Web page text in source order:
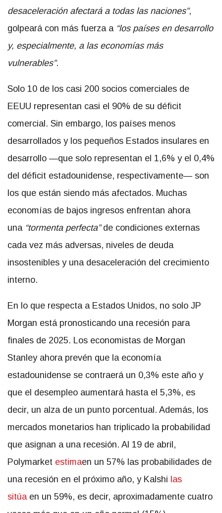
desaceleración afectará a todas las naciones”,
golpeará con más fuerza a “los países en desarrollo
y, especialmente, a las economías más
vulnerables”.
Solo 10 de los casi 200 socios comerciales de
EEUU representan casi el 90% de su déficit
comercial. Sin embargo, los países menos
desarrollados y los pequeños Estados insulares en
desarrollo —que solo representan el 1,6% y el 0,4%
del déficit estadounidense, respectivamente— son
los que están siendo más afectados. Muchas
economías de bajos ingresos enfrentan ahora
una “tormenta perfecta”de condiciones externas
cada vez más adversas, niveles de deuda
insostenibles y una desaceleración del crecimiento
interno.
En lo que respecta a Estados Unidos, no solo JP
Morgan está pronosticando una recesión para
finales de 2025. Los economistas de Morgan
Stanley ahora prevén que la economía
estadounidense se contraerá un 0,3% este año y
que el desempleo aumentará hasta el 5,3%, es
decir, un alza de un punto porcentual. Además, los
mercados monetarios han triplicado la probabilidad
que asignan a una recesión. Al 19 de abril,
Polymarket estimaen un 57% las probabilidades de
una recesión en el próximo año, y Kalshi las
sitúaen un 59%, es decir, aproximadamente cuatro